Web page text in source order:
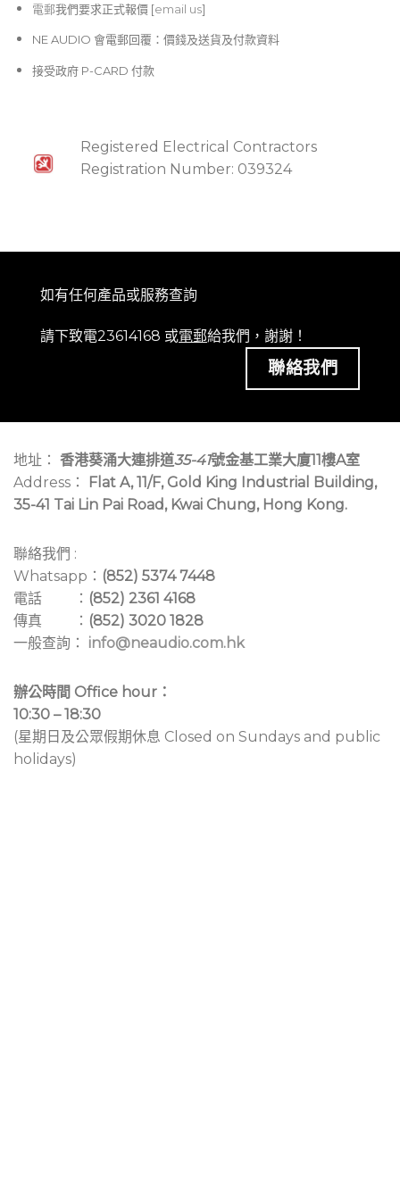
電郵我們要求正式報價 [email us]
NE AUDIO 會電郵回覆：價錢及送貨及付款資料
接受政府 P-CARD 付款
Registered Electrical Contractors
Registration Number: 039324
如有任何產品或服務查詢
請下致電23614168 或電郵給我們，謝謝！
聯絡我們
地址： 香港葵涌大連排道35-41號金基工業大廈11樓A室
Address：
Flat A, 11/F, Gold King Industrial Building,
35-41 Tai Lin Pai Road, Kwai Chung, Hong Kong.
聯絡我們 :
Whatsapp： (852) 5374 7448
電話 ： (852) 2361 4168
傳真 ： (852) 3020 1828
一般查詢： info@neaudio.com.hk
辦公時間 Office hour：
10:30 – 18:30
(星期日及公眾假期休息 Closed on Sundays and public
holidays)